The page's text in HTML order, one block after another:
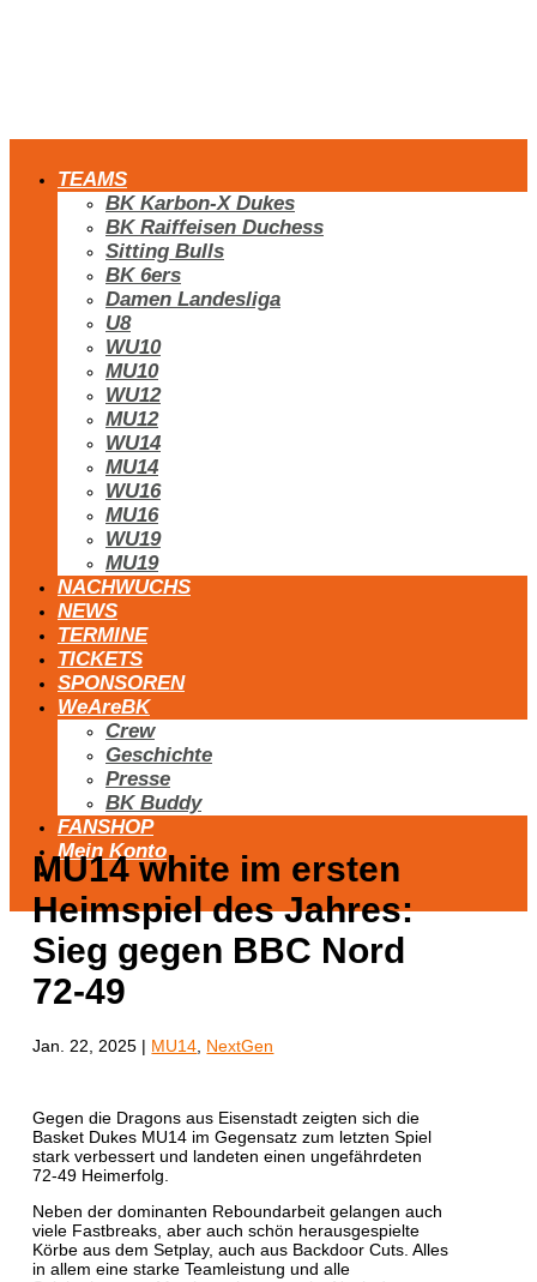
TEAMS
BK Karbon-X Dukes
BK Raiffeisen Duchess
Sitting Bulls
BK 6ers
Damen Landesliga
U8
WU10
MU10
WU12
MU12
WU14
MU14
WU16
MU16
WU19
MU19
NACHWUCHS
NEWS
TERMINE
TICKETS
SPONSOREN
WeAreBK
Crew
Geschichte
Presse
BK Buddy
FANSHOP
Mein Konto
MU14 white im ersten
Heimspiel des Jahres:
Sieg gegen BBC Nord
72-49
Jan. 22, 2025 | MU14 NextGen
Gegen die Dragons aus Eisenstadt zeigten sich die
Basket Dukes MU14 im Gegensatz zum letzten Spiel
stark verbessert und landeten einen ungefährdeten
72-49 Heimerfolg.
Neben der dominanten Reboundarbeit gelangen auch
viele Fastbreaks, aber auch schön herausgespielte
Körbe aus dem Setplay, auch aus Backdoor Cuts. Alles
in allem eine starke Teamleistung und alle